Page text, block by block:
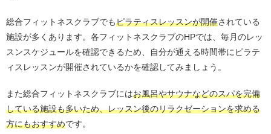
総合フィットネスクラブでもピラティスレッスンが開催されている
施設が多くあります。各フィットネスクラブのHPでは、毎月のレッ
スンスケジュールを確認できるため、自分が通える時間帯にピラテ
ィスレッスンが開催されているかを確認してみましょう。
また総合フィットネスクラブにはお風呂やサウナなどのスパを完備
している施設も多いため、レッスン後のリラクゼーションを求める
方にもおすすめです。